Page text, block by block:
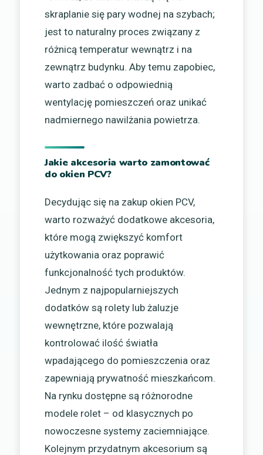
skraplanie się pary wodnej na szybach;
jest to naturalny proces związany z
różnicą temperatur wewnątrz i na
zewnątrz budynku. Aby temu zapobiec,
warto zadbać o odpowiednią
wentylację pomieszczeń oraz unikać
nadmiernego nawilżania powietrza.
Jakie akcesoria warto zamontować
do okien PCV?
Decydując się na zakup okien PCV,
warto rozważyć dodatkowe akcesoria,
które mogą zwiększyć komfort
użytkowania oraz poprawić
funkcjonalność tych produktów.
Jednym z najpopularniejszych
dodatków są rolety lub żaluzje
wewnętrzne, które pozwalają
kontrolować ilość światła
wpadającego do pomieszczenia oraz
zapewniają prywatność mieszkańcom.
Na rynku dostępne są różnorodne
modele rolet – od klasycznych po
nowoczesne systemy zaciemniające.
Kolejnym przydatnym akcesorium są